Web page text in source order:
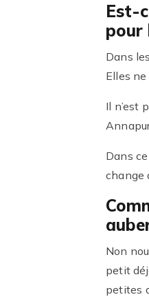
Est-
pour
Dans
Elles
Il n’est
Dans
change
Non
petit
petites